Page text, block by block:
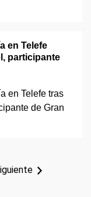
en Telefe
participante